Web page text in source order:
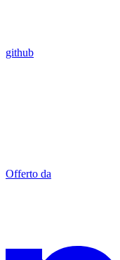
github
Offerto da